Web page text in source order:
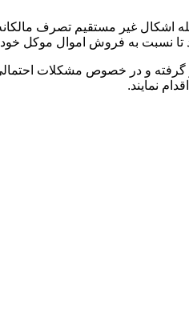
اشکال غیر مستقیم تصرف
تا نسبت به فروش اموال موکل خود،
و در خصوص مشکلات
نمایند.